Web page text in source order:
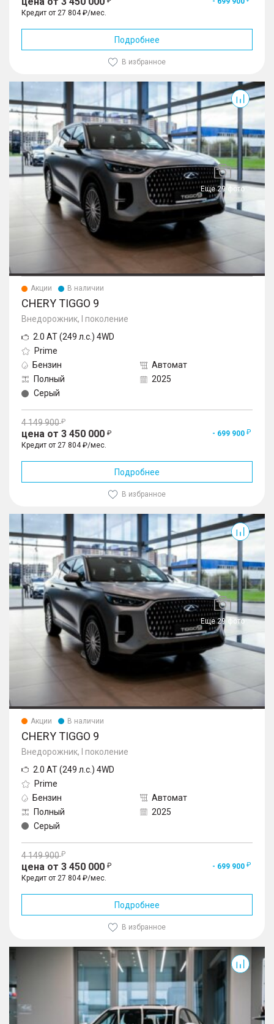
Кредит от 27 804 ₽/мес.
Подробнее
В избранное
Еще 29 фото
Tiggo 9
Акции В наличии
CHERY TIGGO 9
Внедорожник, I поколение
2.0 AT (249 л.с.) 4WD
Prime
Бензин
Автомат
Полный
2025
Серый
4 149 900
цена от 3 450 000
- 699 900
Кредит от 27 804 ₽/мес.
Подробнее
В избранное
Еще 29 фото
Tiggo 9
Акции В наличии
CHERY TIGGO 9
Внедорожник, I поколение
2.0 AT (249 л.с.) 4WD
Prime
Бензин
Автомат
Полный
2025
Серый
4 149 900
цена от 3 450 000
- 699 900
Кредит от 27 804 ₽/мес.
Подробнее
В избранное